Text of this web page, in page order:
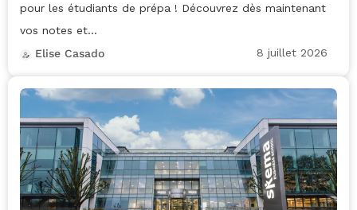
pour les étudiants de prépa ! Découvrez dès maintenant
vos notes et...
Elise Casado
8 juillet 2026